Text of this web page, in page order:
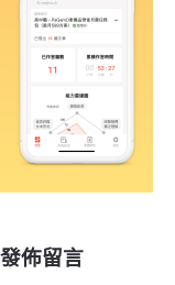
發佈留言